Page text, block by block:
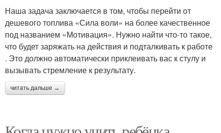
Наша задача заключается в том, чтобы перейти от
дешевого топлива «Сила воли» на более качественное
под названием «Мотивация». Нужно найти что-то такое,
что будет заряжать на действия и подталкивать к работе
. Это должно автоматически приклеивать вас к стулу и
вызывать стремление к результату.
читать дальше →